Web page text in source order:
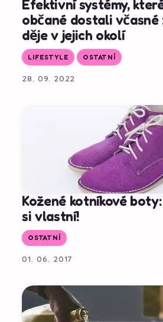
Efektivní systémy,
občané dostali včasné
děje v jejich okolí
LIFESTYLE OSTATNÍ
28. 09. 2022
Kožené kotníkové
si vlastní!
OSTATNÍ
01. 06. 2017